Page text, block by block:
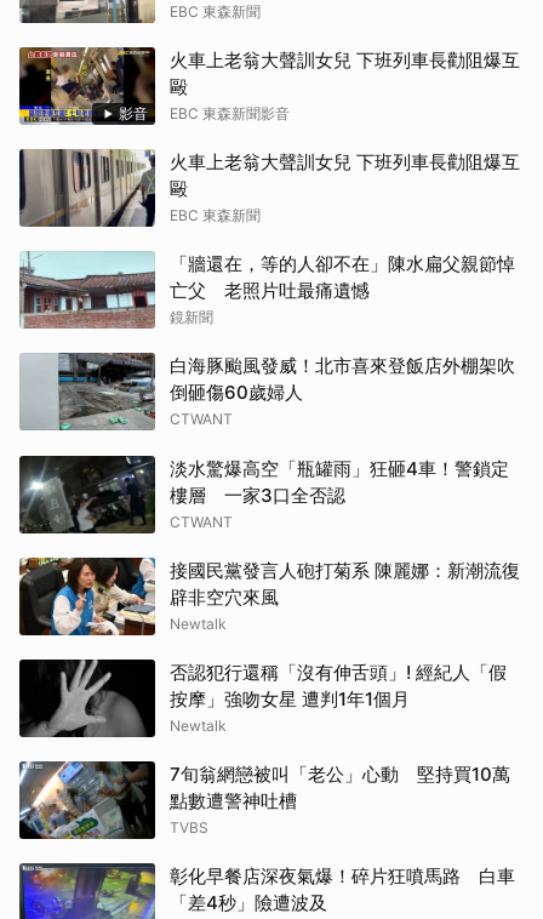
EBC 東森新聞
影音
火車上老翁大聲訓女兒 下班列車長勸阻爆互
毆
EBC 東森新聞影音
火車上老翁大聲訓女兒 下班列車長勸阻爆互
毆
EBC 東森新聞
「牆還在，等的人卻不在」陳水扁父親節悼
亡父 老照片吐最痛遺憾
鏡新聞
白海豚颱風發威！北市喜來登飯店外棚架吹
倒砸傷60歲婦人
CTWANT
淡水驚爆高空「瓶罐雨」狂砸4車！警鎖定
樓層 一家3口全否認
CTWANT
接國民黨發言人砲打菊系 陳麗娜：新潮流復
辟非空穴來風
Newtalk
否認犯行還稱「沒有伸舌頭」! 經紀人「假
按摩」強吻女星 遭判1年1個月
Newtalk
7旬翁網戀被叫「老公」心動 堅持買10萬
點數遭警神吐槽
TVBS
彰化早餐店深夜氣爆！碎片狂噴馬路 白車
「差4秒」險遭波及